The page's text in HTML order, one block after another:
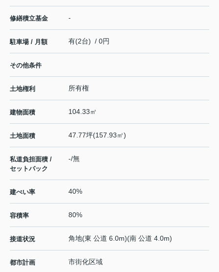
修繕積立基金 -
駐車場 / 月額 有(2台) / 0円
その他条件
土地権利 所有権
建物面積 104.33㎡
土地面積 47.77坪(157.93㎡)
私道負担面積 /
セットバック
-/無
建ぺい率 40%
容積率 80%
接道状況 角地(東 公道 6.0m)(南 公道 4.0m)
都市計画 市街化区域